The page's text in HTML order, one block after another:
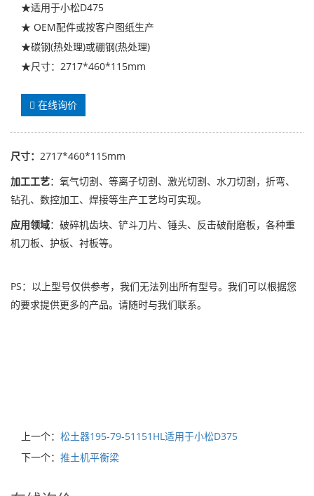
★适用于小松D475
★ OEM配件或按客户图纸生产
★碳钢(热处理)或硼钢(热处理)
★尺寸：2717*460*115mm
在线询价
尺寸： 2717*460*115mm
加工工艺：氧气切割、等离子切割、激光切割、水刀切割，折弯、
钻孔、数控加工、焊接等生产工艺均可实现。
应用领域：破碎机齿块、铲斗刀片、锤头、反击破耐磨板，各种重
机刀板、护板、衬板等。
PS：以上型号仅供参考，我们无法列出所有型号。我们可以根据您
的要求提供更多的产品。请随时与我们联系。
上一个： 松土器195-79-51151HL适用于小松D375
下一个： 推土机平衡梁